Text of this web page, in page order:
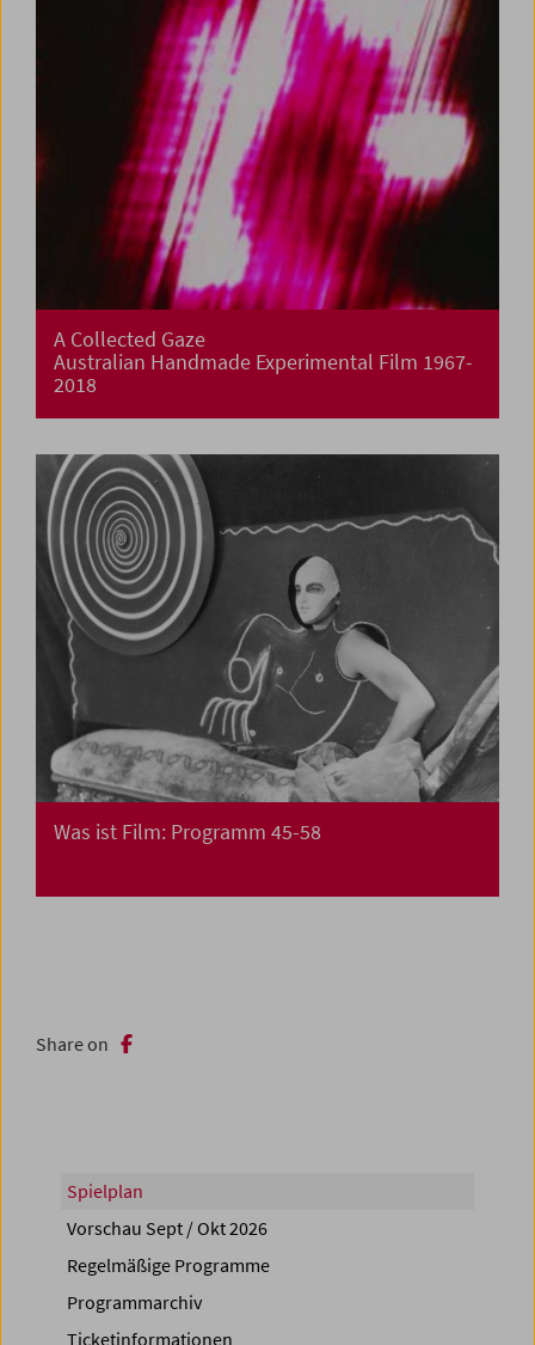
A Collected Gaze
Australian Handmade Experimental Film 1967-
2018
Was ist Film: Programm 45-58
Share on
Spielplan
Vorschau Sept / Okt 2026
Regelmäßige Programme
Programmarchiv
Ticketinformationen